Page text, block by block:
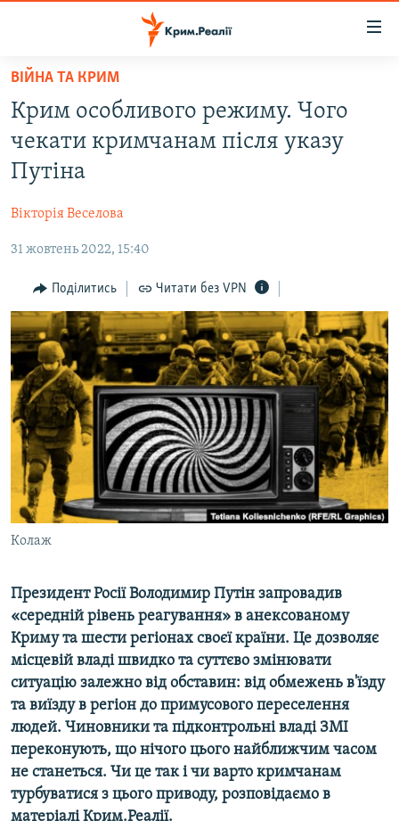
Перейти
основного
матеріалу
Перейти
до
основної
навігації
Перейти
пошуку
ВОДА.КРИМ
ВІДЕО ТА ФОТО
БЛОГИ
ПОГЛЯД
ІНТЕРВ'Ю
ВСЕ ЗА ДЕНЬ
СПЕЦПРОЕКТИ
ДЕПОРТАЦІЯ
ВІДЕОУРОКИ «ELIFBE»
СВІДЧЕННЯ ОКУПАЦІЇ
УКРАЇНСЬКА ПРОБЛЕМА КРИМУ
ІНФОГРАФІКА
ЯК ОБІЙТИ БЛОКУВАННЯ
Русский
Qırımtatar
ДОЛУЧАЙСЯ!
Усі сайти RFE/RL
ВІЙНА ТА КРИМ
Крим особливого режиму. Чого
чекати кримчанам після указу
Путіна
Вікторія Веселова
31 жовтень 2022, 15:40
Поділитись Читати без VPN
Колаж
Президент Росії Володимир Путін запровадив
«середній рівень реагування» в анексованому
Криму та шести регіонах своєї країни. Це дозволяє
місцевій владі швидко та суттєво змінювати
ситуацію залежно від обставин: від обмежень в'їзду
та виїзду в регіон до примусового переселення
людей. Чиновники та підконтрольні владі ЗМІ
переконують, що нічого цього найближчим часом
не станеться. Чи це так і чи варто кримчанам
турбуватися з цього приводу, розповідаємо в
матеріалі Крим.Реалії.